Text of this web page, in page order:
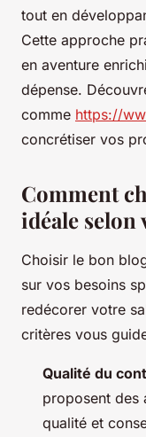
tout en
Cette approche
en aventure
dépense.
comme https://
concrétiser vos
Comment
idéale selon
Choisir le bon
sur vos besoins
redécorer votre
critères vous
Qualité du
proposent des
qualité et